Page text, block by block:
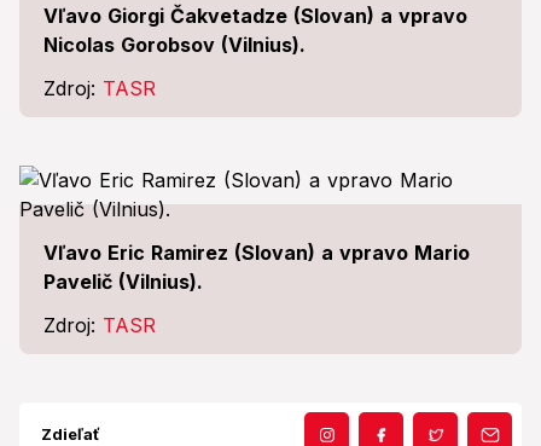
Vľavo Giorgi Čakvetadze (Slovan) a vpravo
Nicolas Gorobsov (Vilnius).
Zdroj: TASR
Vľavo Eric Ramirez (Slovan) a vpravo Mario
Pavelič (Vilnius).
Zdroj: TASR
Zdieľať